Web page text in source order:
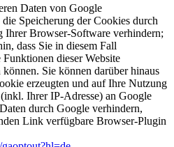
Daten von Google
Speicherung der Cookies durch
Ihrer Browser-Software verhindern;
dass Sie in diesem Fall
dieser Website
Sie können darüber hinaus
erzeugten und auf Ihre Nutzung
Ihrer IP-Adresse) an Google
durch Google verhindern,
Link verfügbare Browser-Plugin